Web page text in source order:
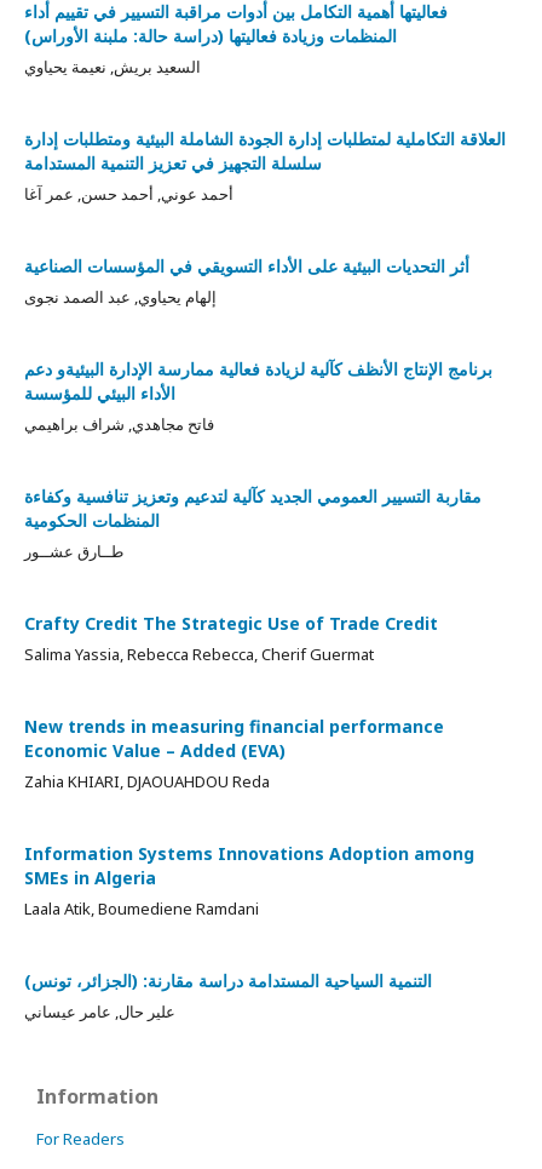
فعاليتها أهمية التكامل بين أدوات مراقبة التسيير في تقييم أداء
المنظمات وزيادة فعاليتها (دراسة حالة: ملبنة الأوراس)
السعيد بريش, نعيمة يحياوي
العلاقة التكاملية لمتطلبات إدارة الجودة الشاملة البيئية ومتطلبات إدارة
سلسلة التجهيز في تعزيز التنمية المستدامة
أحمد عوني, أحمد حسن, عمر آغا
أثر التحديات البيئية على الأداء التسويقي في المؤسسات الصناعية
إلهام يحياوي, عبد الصمد نجوى
برنامج الإنتاج الأنظف كآلية لزيادة فعالية ممارسة الإدارة البيئيةو دعم
الأداء البيئي للمؤسسة
فاتح مجاهدي, شراف براهيمي
مقاربة التسيير العمومي الجديد كآلية لتدعيم وتعزيز تنافسية وكفاءة
المنظمات الحكومية
طــارق عشــور
Crafty Credit The Strategic Use of Trade Credit
Salima Yassia, Rebecca Rebecca, Cherif Guermat
New trends in measuring financial performance
Economic Value – Added (EVA)
Zahia KHIARI, DJAOUAHDOU Reda
Information Systems Innovations Adoption among
SMEs in Algeria
Laala Atik, Boumediene Ramdani
التنمية السياحية المستدامة دراسة مقارنة: (الجزائر، تونس)
علير حال, عامر عيساني
Information
For Readers